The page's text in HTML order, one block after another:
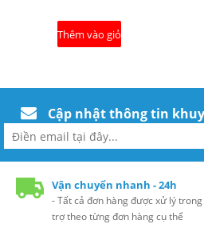
Thêm vào giỏ
Cập nhật thông tin
Vận chuyển nhanh - 24h
- Tất cả đơn hàng được xử lý
trợ theo từng đơn hàng cụ thể